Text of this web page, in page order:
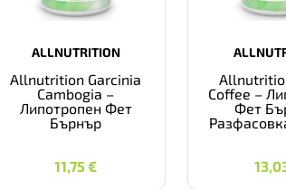
ALLNUTRITION
Allnutrition Garcinia
Cambogia –
Липотропен Фет
Бърнър
11,75€
€
Coffee –
Фет
13,03